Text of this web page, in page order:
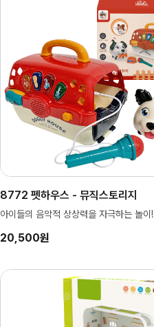
8772 펫하우스 - 뮤직스토리지
아이들의 음악적 상상력을 자극하는 놀이!
20,500원